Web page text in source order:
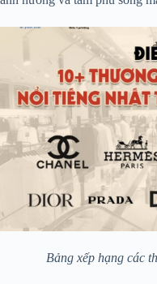
Bảng xếp hạng các